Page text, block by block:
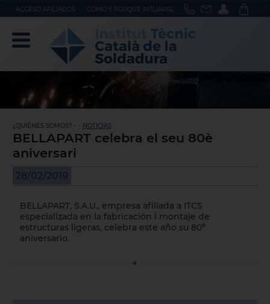
ACCÉSO AFILIADOS CÓMO Y PORQUÉ AFILIARSE
¿QUIÉNES SOMOS? - - NOTICIAS
BELLAPART celebra el seu 80è
aniversari
28/02/2019
BELLAPART, S.A.U., empresa afiliada a ITCS
especializada en la fabricación i montaje de
estructuras ligeras, celebra este año su 80º
aniversario.